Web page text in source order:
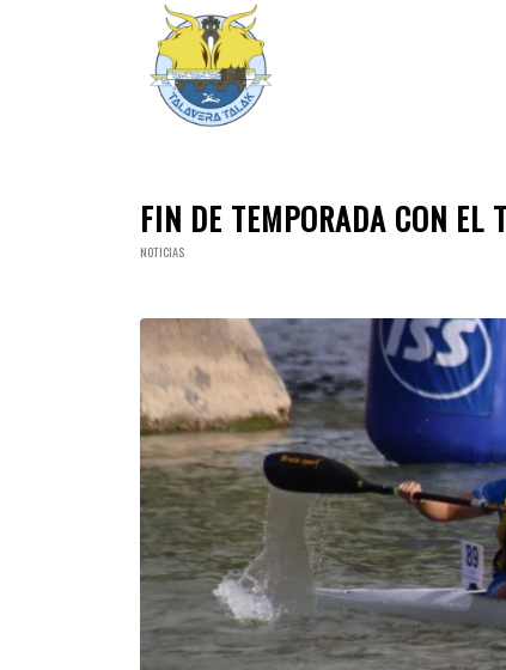
FIN DE TEMPORADA CON
NOTICIAS